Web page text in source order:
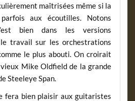
maîtrisées même si la
aux écoutilles. Notons
bien dans les versions
travail sur les orchestrations
le plus abouti. On croirait
Mike Oldfield de la grande
Steeleye Span.
fera bien plaisir aux guitaristes